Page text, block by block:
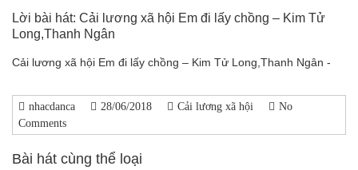
Lời bài hát: Cải lương xã hội Em đi lấy chồng – Kim Tử
Long,Thanh Ngân
Cải lương xã hội Em đi lấy chồng – Kim Tử Long,Thanh Ngân -
nhacdanca 28/06/2018 Cải lương xã hội
No
Comments
Bài hát cùng thể loại